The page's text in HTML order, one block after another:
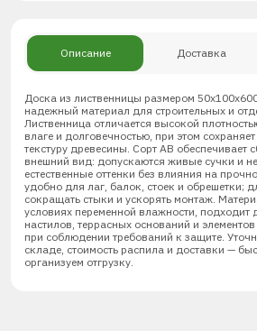
Описание Доставка
Доска из лиственницы размером
надежный материал для строительных и
Лиственница отличается высокой
влаге и долговечностью, при этом
текстуру древесины. Сорт АВ обеспечивает
внешний вид: допускаются живые сучки и
естественные оттенки без влияния на
удобно для лаг, балок, стоек и обрешетки;
сокращать стыки и ускорять монтаж.
условиях переменной влажности, подходит
настилов, террасных оснований и
при соблюдении требований к защите.
складе, стоимость распила и доставки —
организуем отгрузку.